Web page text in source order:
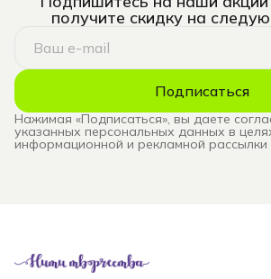
получите скидку на
Подписаться
Нажимая «Подписаться», вы даете
указанных персональных данных в
информационной и рекламной рассылки